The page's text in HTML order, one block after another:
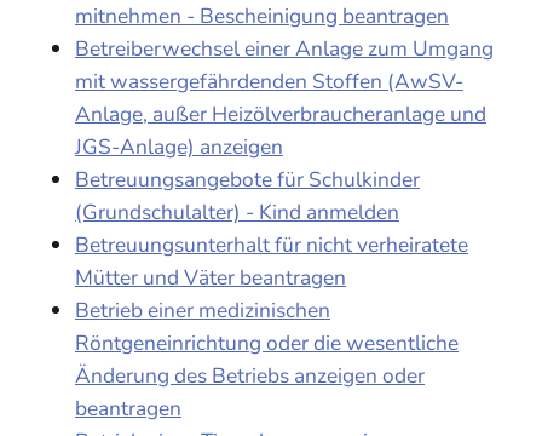
mitnehmen - Bescheinigung beantragen
Betreiberwechsel einer Anlage zum Umgang
mit wassergefährdenden Stoffen (AwSV-
Anlage, außer Heizölverbraucheranlage und
JGS-Anlage) anzeigen
Betreuungsangebote für Schulkinder
(Grundschulalter) - Kind anmelden
Betreuungsunterhalt für nicht verheiratete
Mütter und Väter beantragen
Betrieb einer medizinischen
Röntgeneinrichtung oder die wesentliche
Änderung des Betriebs anzeigen oder
beantragen